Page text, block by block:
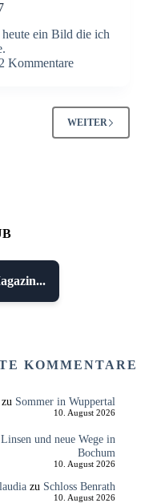
ein Bild die ich
2 Kommentare
WEITER
KOMMENTARE
Sommer in Wuppertal
10. August 2026
und neue Wege in
Bochum
10. August 2026
zu Schloss Benrath
10. August 2026